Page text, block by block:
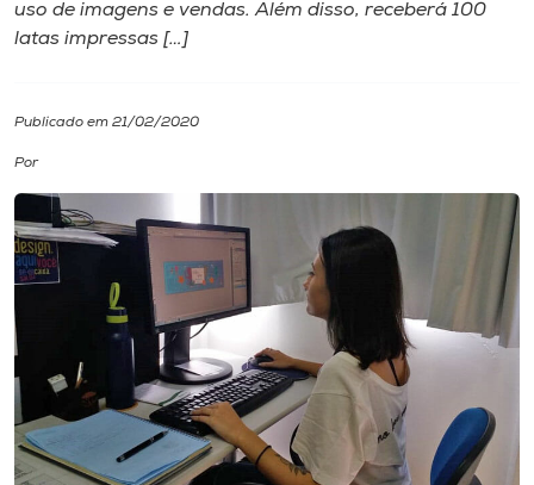
I.nova
Diplomados
Cultura
CPA
Biblioteca
Editora
Rádio
uso de imagens e vendas. Além disso, receberá 100
latas impressas […]
Publicado em 21/02/2020
Por